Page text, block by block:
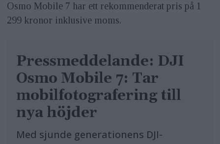
Osmo Mobile 7 har ett rekommenderat pris på 1
299 kronor inklusive moms.
Pressmeddelande: DJI
Osmo Mobile 7: Tar
mobilfotografering till
nya höjder
Med sjunde generationens DJI-